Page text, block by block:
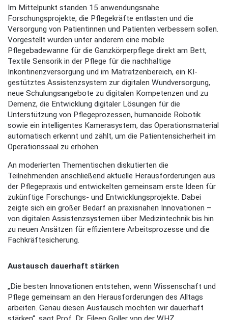
Im Mittelpunkt standen 15 anwendungsnahe
Forschungsprojekte, die Pflegekräfte entlasten und die
Versorgung von Patientinnen und Patienten verbessern sollen.
Vorgestellt wurden unter anderem eine mobile
Pflegebadewanne für die Ganzkörperpflege direkt am Bett,
Textile Sensorik in der Pflege für die nachhaltige
Inkontinenzversorgung und im Matratzenbereich, ein KI-
gestütztes Assistenzsystem zur digitalen Wundversorgung,
neue Schulungsangebote zu digitalen Kompetenzen und zu
Demenz, die Entwicklung digitaler Lösungen für die
Unterstützung von Pflegeprozessen, humanoide Robotik
sowie ein intelligentes Kamerasystem, das Operationsmaterial
automatisch erkennt und zählt, um die Patientensicherheit im
Operationssaal zu erhöhen.
An moderierten Thementischen diskutierten die
Teilnehmenden anschließend aktuelle Herausforderungen aus
der Pflegepraxis und entwickelten gemeinsam erste Ideen für
zukünftige Forschungs- und Entwicklungsprojekte. Dabei
zeigte sich ein großer Bedarf an praxisnahen Innovationen –
von digitalen Assistenzsystemen über Medizintechnik bis hin
zu neuen Ansätzen für effizientere Arbeitsprozesse und die
Fachkräftesicherung.
Austausch dauerhaft stärken
„Die besten Innovationen entstehen, wenn Wissenschaft und
Pflege gemeinsam an den Herausforderungen des Alltags
arbeiten. Genau diesen Austausch möchten wir dauerhaft